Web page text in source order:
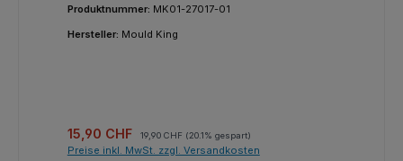
Produktnummer: MK01-27017-01
Hersteller: Mould King
Verkaufspreis:
15,90 CHF Regulärer Preis:
19,90 CHF (20.1% gespart)
Preise inkl. MwSt. zzgl. Versandkosten